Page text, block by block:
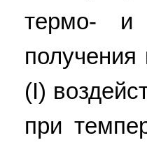
термо- и
(I)
при